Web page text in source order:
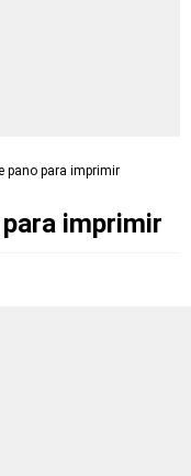
pano para imprimir
imprimir